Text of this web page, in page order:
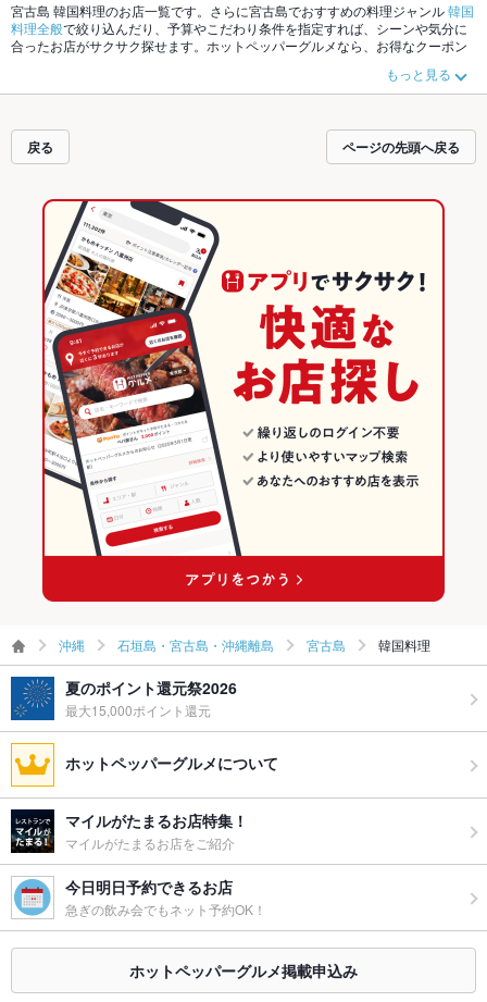
宮古島 韓国料理のお店一覧です。さらに宮古島でおすすめの料理ジャンル韓国
料理全般で絞り込んだり、予算やこだわり条件を指定すれば、シーンや気分に
合ったお店がサクサク探せます。ホットペッパーグルメなら、お得なクーポン
すすめ料理など、お店の最新情報をご紹介しているので安心！24時間使える簡
単便利なネット予約が使えるお店も拡大中です。友達どうしの飲み会にも、会
ご利用ください。
もっと見る
戻る ページの先頭へ戻る
沖縄 石垣島・宮古島・沖縄離島 宮古島 韓国料理
夏のポイント還元祭2026
最大15,000ポイント還元
ホットペッパーグルメについて
マイルがたまるお店特集！
マイルがたまるお店をご紹介
今日明日予約できるお店
急ぎの飲み会でもネット予約OK！
ホットペッパーグルメ掲載申込み